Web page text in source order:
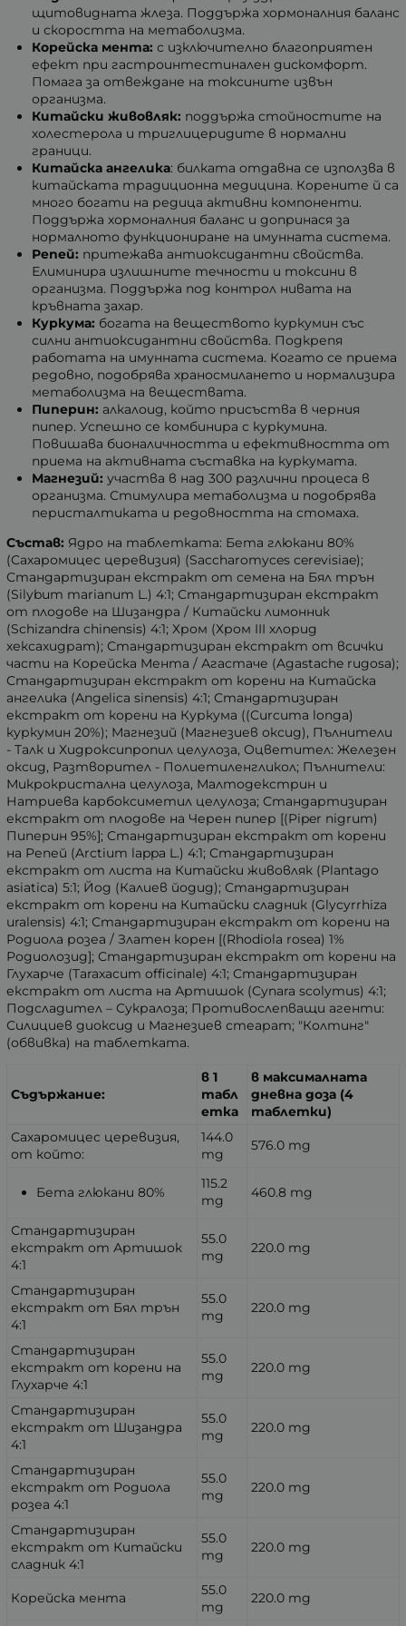
щитовидната жлеза. Поддържа хормоналния баланс
и скоростта на метаболизма.
Корейска мента: с изключително благоприятен
ефект при гастроинтестинален дискомфорт.
Помага за отвеждане на токсините извън
организма.
Китайски живовляк: поддържа стойностите на
холестерола и триглицеридите в нормални
граници.
Китайска ангелика: билката отдавна се използва в
китайската традиционна медицина. Корените й са
много богати на редица активни компоненти.
Поддържа хормоналния баланс и допринася за
нормалното функциониране на имунната система.
Репей: притежава антиоксидантни свойства.
Елиминира излишните течности и токсини в
организма. Поддържа под контрол нивата на
кръвната захар.
Куркума: богата на веществото куркумин със
силни антиоксидантни свойства. Подкрепя
работата на имунната система. Когато се приема
редовно, подобрява храносмилането и нормализира
метаболизма на веществата.
Пиперин: алкалоид, който присъства в черния
пипер. Успешно се комбинира с куркумина.
Повишава бионаличността и ефективността от
приема на активната съставка на куркумата.
Магнезий: участва в над 300 различни процеса в
организма. Стимулира метаболизма и подобрява
перисталтиката и редовността на стомаха.
Състав: Ядро на таблетката: Бета глюкани 80%
(Сахаромицес церевизия) (Saccharomyces cerevisiae);
Стандартизиран екстракт от семена на Бял трън
(Silybum marianum L.) 4:1; Стандартизиран екстракт
от плодове на Шизандра / Китайски лимонник
(Schizandra chinensis) 4:1; Хром (Хром III хлорид
хексахидрат); Стандартизиран екстракт от всички
части на Корейска Мента / Агастаче (Agastache rugosa);
Стандартизиран екстракт от корени на Китайска
ангелика (Angelica sinensis) 4:1; Стандартизиран
екстракт от корени на Куркума ((Curcuma longa)
куркумин 20%); Магнезий (Магнезиев оксид), Пълнители
- Талк и Хидроксипропил целулоза, Оцветител: Железен
оксид, Разтворител - Полиетиленгликол; Пълнители:
Микрокристална целулоза, Малтодекстрин и
Натриева карбоксиметил целулоза; Стандартизиран
екстракт от плодове на Черен пипер [(Piper nigrum)
Пиперин 95%]; Стандартизиран екстракт от корени
на Репей (Arctium lappa L.) 4:1; Стандартизиран
екстракт от листа на Китайски живовляк (Plantago
asiatica) 5:1; Йод (Калиев йодид); Стандартизиран
екстракт от корени на Китайски сладник (Glycyrrhiza
uralensis) 4:1; Стандартизиран екстракт от корени на
Родиола розеа / Златен корен [(Rhodiola rosea) 1%
Родиолозид]; Стандартизиран екстракт от корени на
Глухарче (Taraxacum officinale) 4:1; Стандартизиран
екстракт от листа на Артишок (Cynara scolymus) 4:1;
Подсладител – Сукралоза; Противослепващи агенти:
Силициев диоксид и Магнезиев стеарат; "Колтинг"
(обвивка) на таблетката.
Съдържание:
в 1
табл
етка
в максималната
дневна доза (4
таблетки)
Сахаромицес церевизия,
от който:
144.0
mg
576.0 mg
Бета глюкани 80%
115.2
mg
460.8 mg
Стандартизиран
екстракт от Артишок
4:1
55.0
mg
220.0 mg
Стандартизиран
екстракт от Бял трън
4:1
55.0
mg
220.0 mg
Стандартизиран
екстракт от корени на
Глухарче 4:1
55.0
mg
220.0 mg
Стандартизиран
екстракт от Шизандра
4:1
55.0
mg
220.0 mg
Стандартизиран
екстракт от Родиола
розеа 4:1
55.0
mg
220.0 mg
Стандартизиран
екстракт от Китайски
сладник 4:1
55.0
mg
220.0 mg
Корейска мента
55.0
mg
220.0 mg